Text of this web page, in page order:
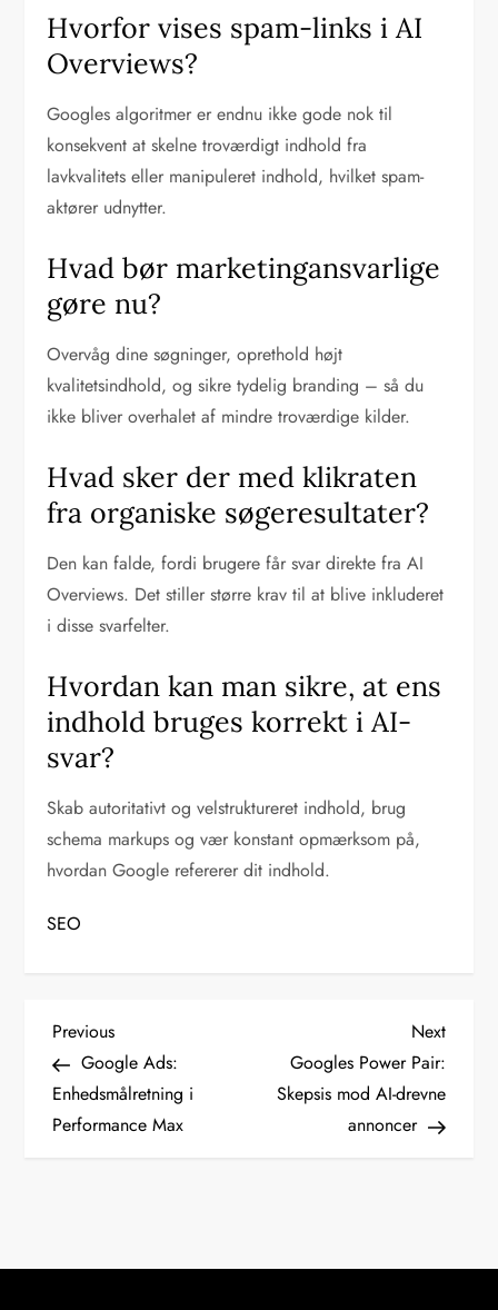
Hvorfor vises spam-links i AI
Overviews?
Googles algoritmer er endnu ikke gode nok til
konsekvent at skelne troværdigt indhold fra
lavkvalitets eller manipuleret indhold, hvilket spam-
aktører udnytter.
Hvad bør marketingansvarlige
gøre nu?
Overvåg dine søgninger, oprethold højt
kvalitetsindhold, og sikre tydelig branding – så du
ikke bliver overhalet af mindre troværdige kilder.
Hvad sker der med klikraten
fra organiske søgeresultater?
Den kan falde, fordi brugere får svar direkte fra AI
Overviews. Det stiller større krav til at blive inkluderet
i disse svarfelter.
Hvordan kan man sikre, at ens
indhold bruges korrekt i AI-
svar?
Skab autoritativt og velstruktureret indhold, brug
schema markups og vær konstant opmærksom på,
hvordan Google refererer dit indhold.
SEO
I
n
d
l
Previous
Post
Previous
Google Ads:
Enhedsmålretning i
Performance Max
Next
Post
Next
Googles Power Pair:
Skepsis mod AI-drevne
annoncer